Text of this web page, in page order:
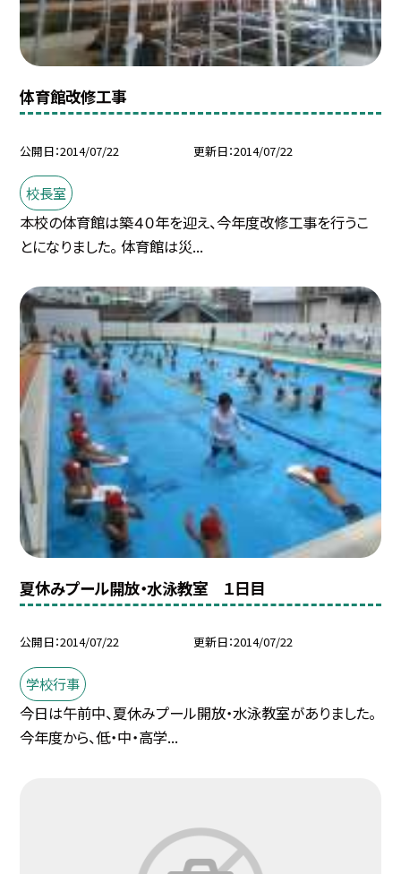
体育館改修工事
公開日 2014/07/22 更新日 2014/07/22
校長室
本校の体育館は築４０年を迎え、今年度改修工事を行うこ
とになりました。 体育館は災...
夏休みプール開放・水泳教室 １日目
公開日 2014/07/22 更新日 2014/07/22
学校行事
今日は午前中、夏休みプール開放・水泳教室がありました。
今年度から、低・中・高学...